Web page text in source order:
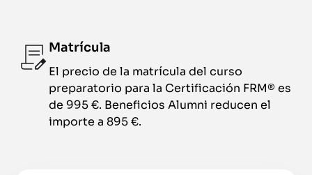
Matrícula
El precio de la matrícula del curso
preparatorio para la Certificación FRM® es
de 995 €. Beneficios Alumni reducen el
importe a 895 €.